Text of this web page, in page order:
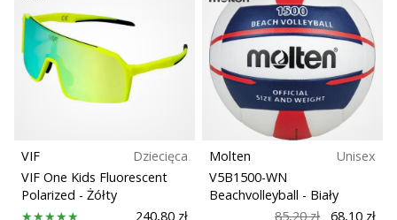
Pokaż
wszystkie
artykuły
VIF
Dziecięca
VIF One Kids Fluorescent
Polarized - Żółty
240,80 zł
Molten
Unisex
V5B1500-WN
Beachvolleyball - Biały
85,20 zł
68,10 zł